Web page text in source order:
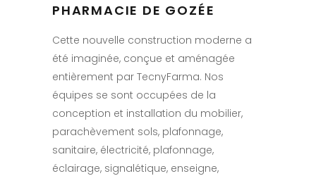
PHARMACIE DE GOZÉE
Cette nouvelle construction moderne a
été imaginée, conçue et aménagée
entièrement par TecnyFarma. Nos
équipes se sont occupées de la
conception et installation du mobilier,
parachèvement sols, plafonnage,
sanitaire, électricité, plafonnage,
éclairage, signalétique, enseigne,